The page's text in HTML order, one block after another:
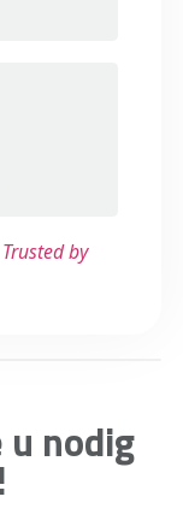
by
u nodig